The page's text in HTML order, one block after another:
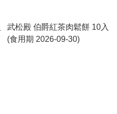
武松殿 伯爵紅茶肉鬆餅 10入
(食用期 2026-09-30)